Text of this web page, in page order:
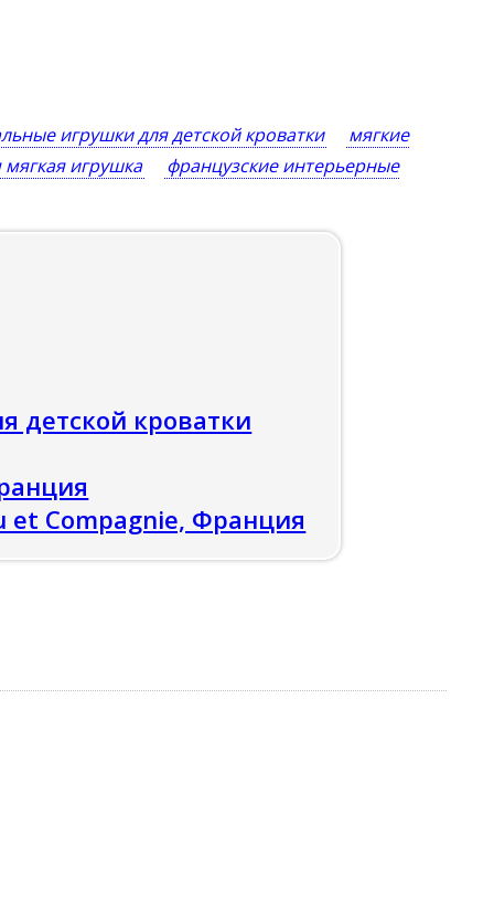
игрушки для детской кроватки
мягкие
мягкая игрушка
французские интерьерные
кроватки
Compagnie, Франция